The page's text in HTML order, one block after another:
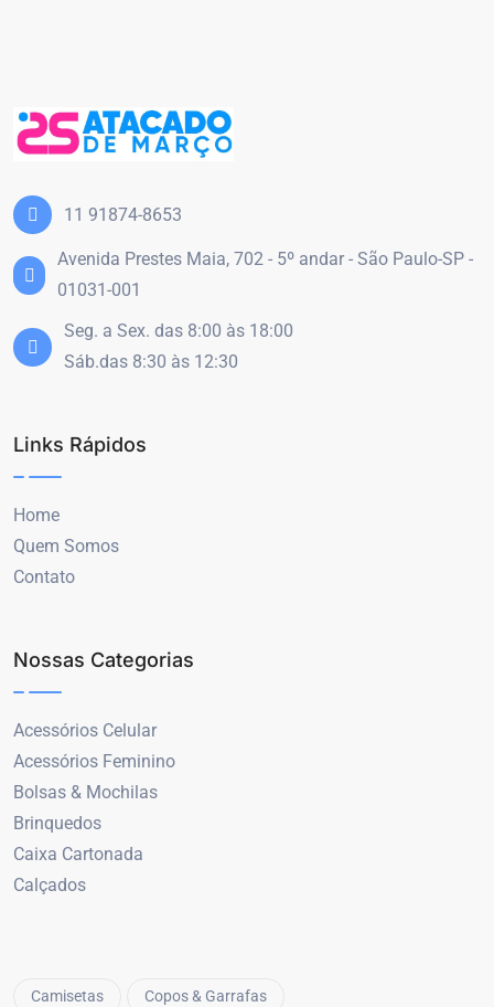
11 91874-8653
Avenida Prestes Maia, 702 - 5º andar - São Paulo-SP -
01031-001
Seg. a Sex. das 8:00 às 18:00
Sáb.das 8:30 às 12:30
Links Rápidos
Home
Quem Somos
Contato
Nossas Categorias
Acessórios Celular
Acessórios Feminino
Bolsas & Mochilas
Brinquedos
Caixa Cartonada
Calçados
Camisetas Copos & Garrafas